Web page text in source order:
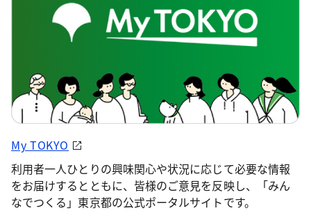
My TOKYO
利用者一人ひとりの興味関心や状況に応じて必要な情報
をお届けするとともに、皆様のご意見を反映し、「みん
なでつくる」東京都の公式ポータルサイトです。